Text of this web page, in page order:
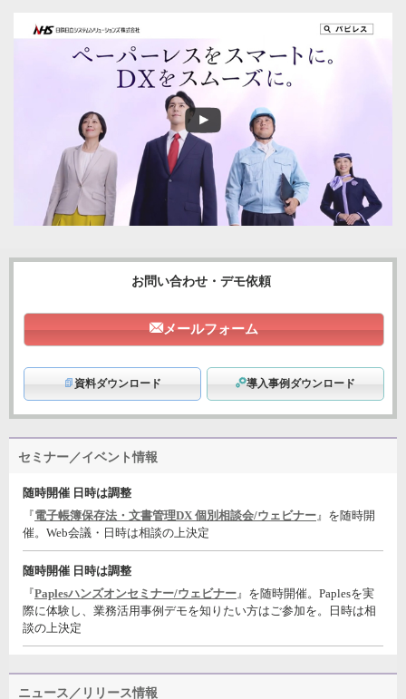
お問い合わせ・デモ依頼
メールフォーム
資料ダウンロード 導入事例ダウンロード
セミナー／イベント情報
随時開催 日時は調整
『電子帳簿保存法・文書管理DX 個別相談会/ウェビナー』を随時開
催。Web会議・日時は相談の上決定
随時開催 日時は調整
『Paplesハンズオンセミナー/ウェビナー』を随時開催。Paplesを実
際に体験し、業務活用事例デモを知りたい方はご参加を。日時は相
談の上決定
ニュース／リリース情報